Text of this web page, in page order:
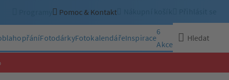
Pomoc & Kontakt
FotodárkyFotokalendářeInspirace
6
Akce
Hledat